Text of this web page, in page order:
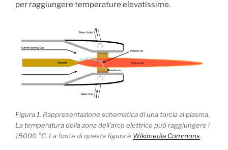
per raggiungere temperature elevatissime.
Figura 1. Rappresentazione schematica di una torcia al plasma.
La temperatura della zona dell’arco elettrico può raggiungere i
15000 °C. La fonte di questa figura è Wikimedia Commons.